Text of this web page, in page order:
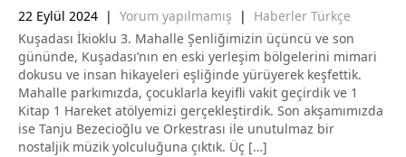
22 Eylül 2024 | Yorum yapılmamış | Haberler Türkçe
Kuşadası İkioklu 3. Mahalle Şenliğimizin üçüncü ve son
gününde, Kuşadası’nın en eski yerleşim bölgelerini mimari
dokusu ve insan hikayeleri eşliğinde yürüyerek keşfettik.
Mahalle parkımızda, çocuklarla keyifli vakit geçirdik ve 1
Kitap 1 Hareket atölyemizi gerçekleştirdik. Son akşamımızda
ise Tanju Bezecioğlu ve Orkestrası ile unutulmaz bir
nostaljik müzik yolculuğuna çıktık. Üç […]